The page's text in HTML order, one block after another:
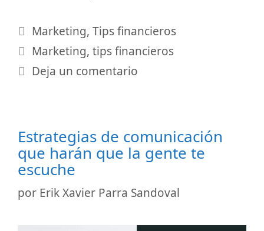
Categorías
Marketing,Tips financieros
Etiquetas
Marketing,tips financieros
Deja un comentario
Estrategias de comunicación
que harán que la gente te
escuche
por Erik Xavier Parra Sandoval